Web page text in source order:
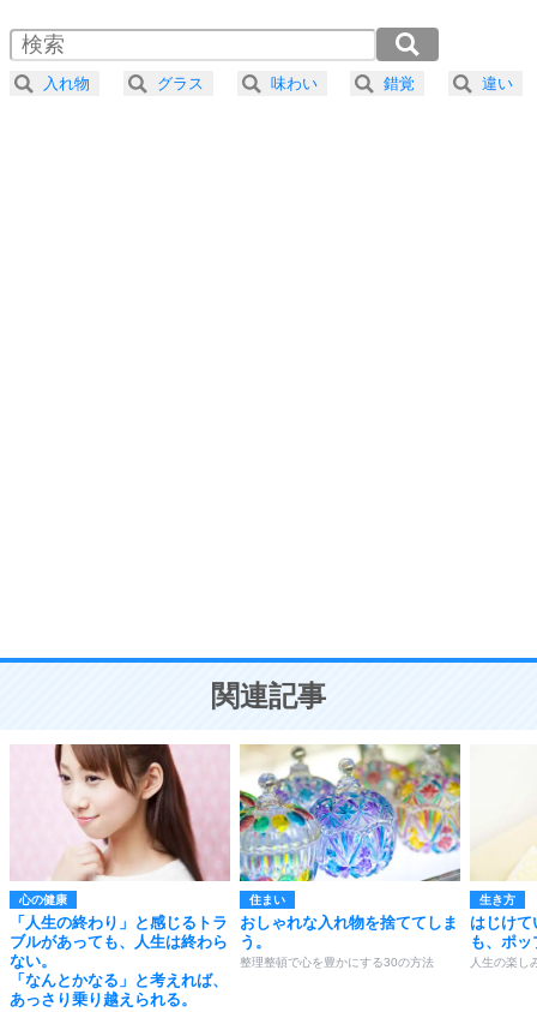
4 器の大きい人は、怒りを優しさで表現する。
ことが大切。
2.0倍速 （417KB 1分46秒）
2.5倍速 （334KB 1分25秒）
3.0倍速 （278KB 1分11秒）
入れ物 グラス 味わい 錯覚 違い
関連記事
心の健康
「人生の終わり」と感じるトラ
ブルがあっても、人生は終わら
ない。
「なんとかなる」と考えれば、
あっさり乗り越えられる。
住まい
おしゃれな入れ物を捨ててしま
う。
整理整頓で心を豊かにする30の方法
生き方
はじけて
も、ポ
人生の楽し